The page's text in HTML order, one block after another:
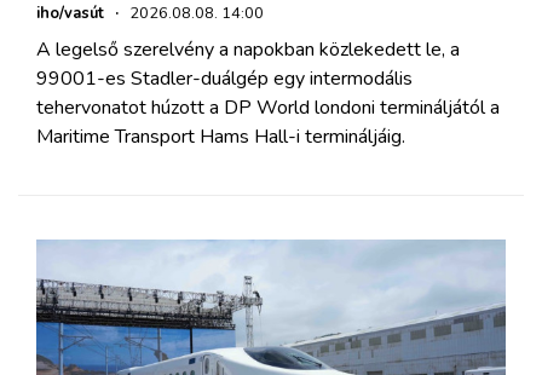
iho/vasút · 2026.08.08. 14:00
A legelső szerelvény a napokban közlekedett le, a
99001-es Stadler-duálgép egy intermodális
tehervonatot húzott a DP World londoni termináljától a
Maritime Transport Hams Hall-i termináljáig.